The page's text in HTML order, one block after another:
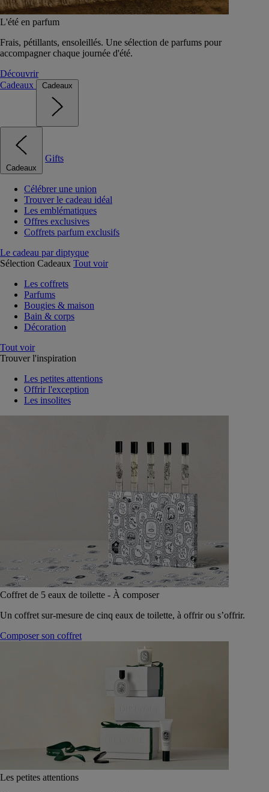
L'été en parfum
Frais, pétillants, ensoleillés. Une sélection de parfums pour
accompagner chaque journée d'été.
Découvrir
Cadeaux
Cadeaux
Cadeaux
Gifts
Célébrer une union
Trouver le cadeau idéal
Les emblématiques
Offres exclusives
Coffrets parfum exclusifs
Le cadeau par diptyque
Sélection Cadeaux Tout voir
Les coffrets
Parfums
Bougies & maison
Bain & corps
Décoration
Tout voir
Trouver l'inspiration
Les petites attentions
Offrir l'exception
Les insolites
Coffret de 5 eaux de toilette - À composer
Un coffret sur-mesure de cinq eaux de toilette, à offrir ou s’offrir.
Composer son coffret
Les petites attentions